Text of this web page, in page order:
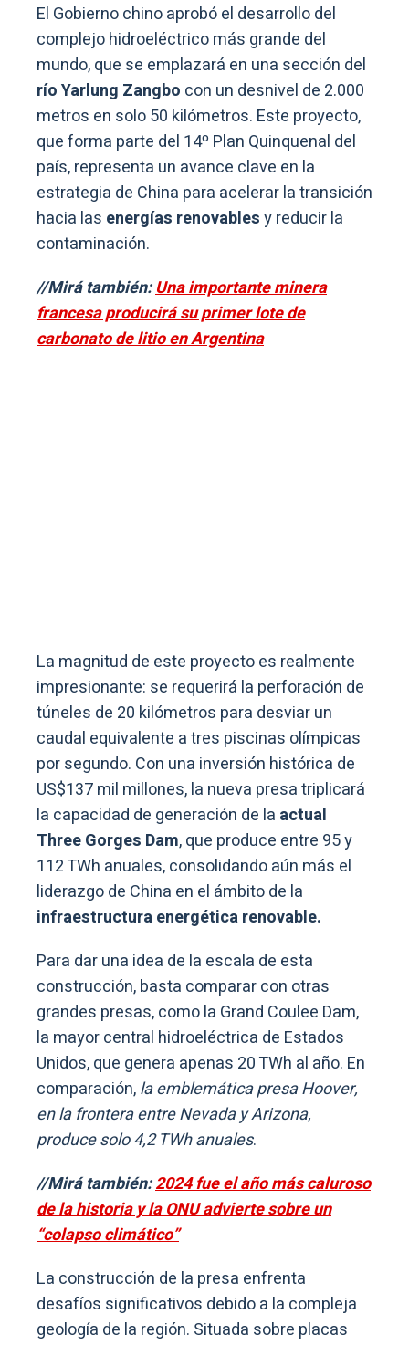
El Gobierno chino aprobó el desarrollo del
complejo hidroeléctrico más grande del
mundo, que se emplazará en una sección del
río Yarlung Zangbo con un desnivel de 2.000
metros en solo 50 kilómetros. Este proyecto,
que forma parte del 14º Plan Quinquenal del
país, representa un avance clave en la
estrategia de China para acelerar la transición
hacia las energías renovablesy reducir la
contaminación.
//Mirá también:Una importante minera
francesa producirá su primer lote de
carbonato de litio en Argentina
La magnitud de este proyecto es realmente
impresionante: se requerirá la perforación de
túneles de 20 kilómetros para desviar un
caudal equivalente a tres piscinas olímpicas
por segundo. Con una inversión histórica de
US$137 mil millones, la nueva presa triplicará
la capacidad de generación de la actual
Three Gorges Dam, que produce entre 95 y
112 TWh anuales, consolidando aún más el
liderazgo de China en el ámbito de la
infraestructura energética renovable.
Para dar una idea de la escala de esta
construcción, basta comparar con otras
grandes presas, como la Grand Coulee Dam,
la mayor central hidroeléctrica de Estados
Unidos, que genera apenas 20 TWh al año. En
comparación,la emblemática presa Hoover,
en la frontera entre Nevada y Arizona,
produce solo 4,2 TWh anuales.
//Mirá también:2024 fue el año más caluroso
de la historia y la ONU advierte sobre un
“colapso climático”
La construcción de la presa enfrenta
desafíos significativos debido a la compleja
geología de la región. Situada sobre placas